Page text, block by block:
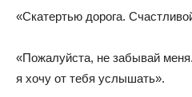
«Скатертью дорога.
«Пожалуйста, не забывай
я хочу от тебя услышать».